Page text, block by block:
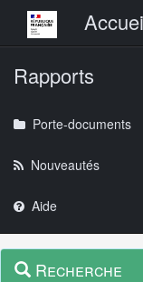
Menu principal
Rapports
Porte-documents
Nouveautés
Aide
Navigation
Menu
contextuel
Recherche